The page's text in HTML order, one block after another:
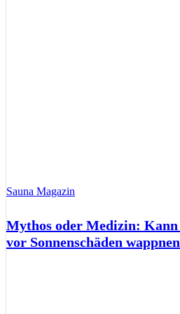
Sauna Magazin
Mythos oder Medizin:
vor Sonnenschäden